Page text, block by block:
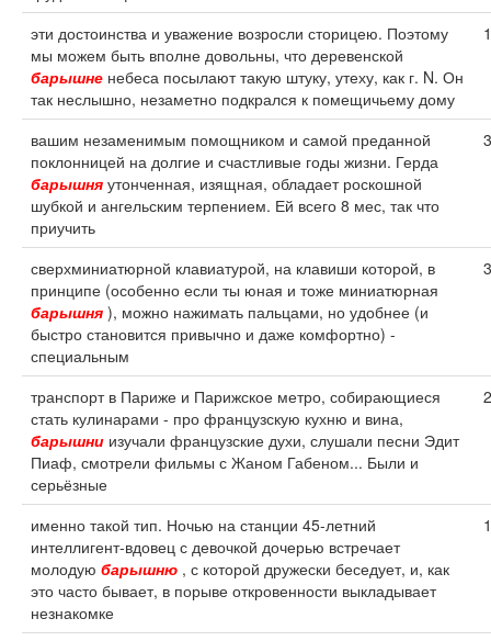
эти достоинства и уважение возросли сторицею. Поэтому
мы можем быть вполне довольны, что деревенской
барышне небеса посылают такую штуку, утеху, как г. N. Он
так неслышно, незаметно подкрался к помещичьему дому
1
вашим незаменимым помощником и самой преданной
поклонницей на долгие и счастливые годы жизни. Герда
барышня утонченная, изящная, обладает роскошной
шубкой и ангельским терпением. Ей всего 8 мес, так что
приучить
3
сверхминиатюрной клавиатурой, на клавиши которой, в
принципе (особенно если ты юная и тоже миниатюрная
барышня ), можно нажимать пальцами, но удобнее (и
быстро становится привычно и даже комфортно) -
специальным
3
транспорт в Париже и Парижское метро, собирающиеся
стать кулинарами - про французскую кухню и вина,
барышни изучали французские духи, слушали песни Эдит
Пиаф, смотрели фильмы с Жаном Габеном... Были и
серьёзные
2
именно такой тип. Ночью на станции 45-летний
интеллигент-вдовец с девочкой дочерью встречает
молодую барышню , с которой дружески беседует, и, как
это часто бывает, в порыве откровенности выкладывает
незнакомке
1